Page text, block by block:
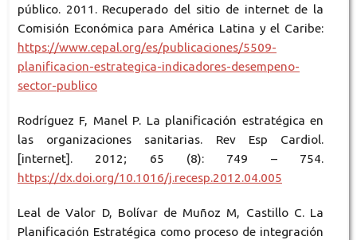
público. 2011. Recuperado del sitio de internet de la
Comisión Económica para América Latina y el Caribe:
https://www.cepal.org/es/publicaciones/5509-
planificacion-estrategica-indicadores-desempeno-
sector-publico
Rodríguez F, Manel P. La planificación estratégica en
las organizaciones sanitarias. Rev Esp Cardiol.
[internet]. 2012; 65 (8): 749 – 754.
https://dx.doi.org/10.1016/j.recesp.2012.04.005
Leal de Valor D, Bolívar de Muñoz M, Castillo C. La
Planificación Estratégica como proceso de integración